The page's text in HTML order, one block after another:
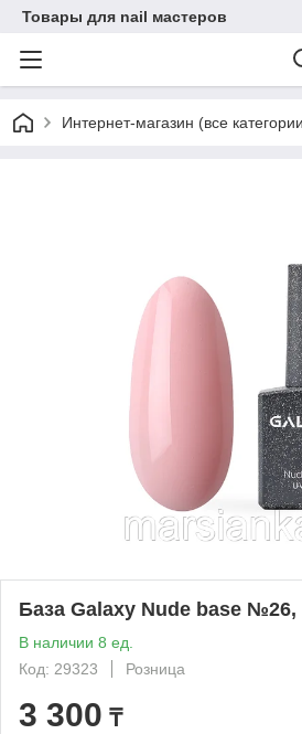
Товары для nail мастеров
Интернет-магазин (все
База Galaxy Nude base №26,
В наличии 8 ед.
Код: 29323
Розница
3 300 ₸